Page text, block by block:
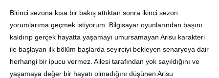
Birinci sezona kısa bir bakış attıktan sonra ikinci sezon
yorumlarıma geçmek istiyorum. Bilgisayar oyunlarından başını
kaldırıp gerçek hayatta yaşamayı umursamayan Arisu karakteri
ile başlayan ilk bölüm başlarda seyirciyi bekleyen senaryoya dair
herhangi bir ipucu vermez. Ailesi tarafından yok sayıldığını ve
yaşamaya değer bir hayatı olmadığını düşünen Arisu